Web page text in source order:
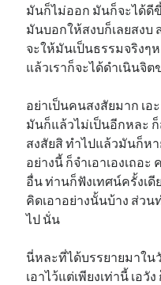
มันก็ไม่ออก มันก็จะได้ดี
มันบอกให้สงบก็เลยสงบ
จะให้มันเป็นธรรมจริง
แล้วเราก็จะได้ดำเนินจิต
อย่าเป็นคนสงสัยมาก เ
มันก็แล้วไม่เป็นอีกหละ
สงสัยสิ ทำไปแล้วมันก็ห
อย่างนี้ ก็จำเอาเองเถอ
อื่น ท่านก็ฟังเทศน์ครั้งเ
คิดเอาอย่างนั้นบ้าง ส่ว
ไป นั่น
นี่หละที่ได้บรรยายมาใน
เอาไว้แต่เพียงเท่านี้ เอ